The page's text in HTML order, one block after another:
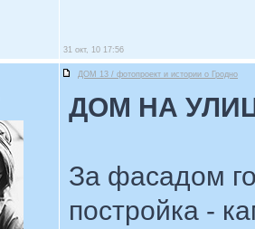
31 окт, 10 17:56
ДОМ 13 / фотопроект и истории о Гродно
ДОМ НА
За фасадом
постройка -